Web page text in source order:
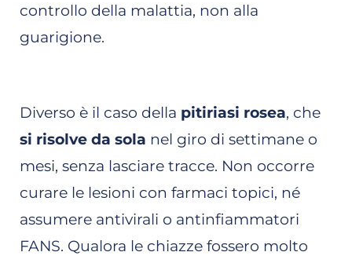
controllo della malattia, non alla
guarigione.
Diverso è il caso della pitiriasi rosea, che
si risolve da sola nel giro di settimane o
mesi, senza lasciare tracce. Non occorre
curare le lesioni con farmaci topici, né
assumere antivirali o antinfiammatori
FANS. Qualora le chiazze fossero molto